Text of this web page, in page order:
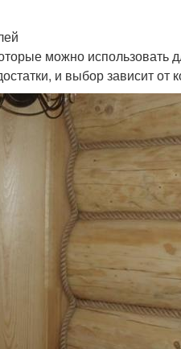
можно
и выбор зависит от